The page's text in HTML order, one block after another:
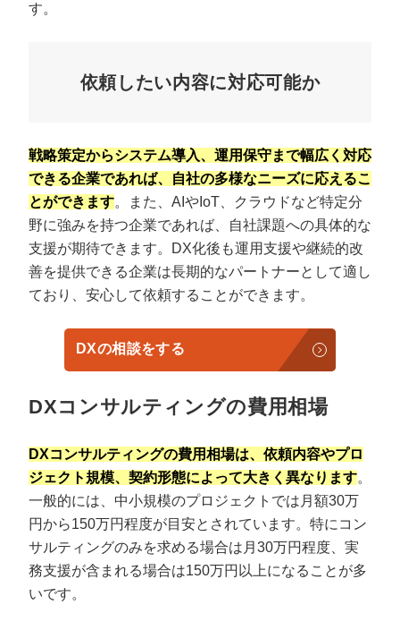
す。
依頼したい内容に対応可能か
戦略策定からシステム導入、運用保守まで幅広く対応
できる企業であれば、自社の多様なニーズに応えるこ
とができます。また、AIやIoT、クラウドなど特定分
野に強みを持つ企業であれば、自社課題への具体的な
支援が期待できます。DX化後も運用支援や継続的改
善を提供できる企業は長期的なパートナーとして適し
ており、安心して依頼することができます。
DXの相談をする
DXコンサルティングの費用相場
DXコンサルティングの費用相場は、依頼内容やプロ
ジェクト規模、契約形態によって大きく異なります。
一般的には、中小規模のプロジェクトでは月額30万
円から150万円程度が目安とされています。特にコン
サルティングのみを求める場合は月30万円程度、実
務支援が含まれる場合は150万円以上になることが多
いです。